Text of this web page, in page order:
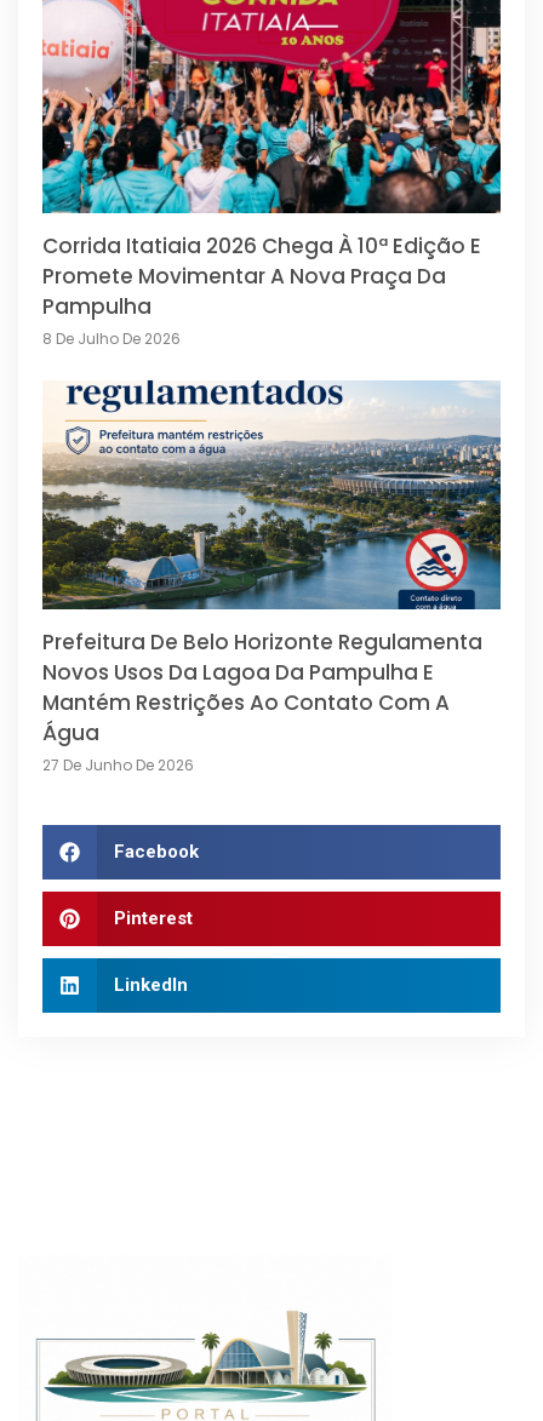
Corrida Itatiaia 2026 Chega À 10ª Edição E
Promete Movimentar A Nova Praça Da
Pampulha
8 De Julho De 2026
Prefeitura De Belo Horizonte Regulamenta
Novos Usos Da Lagoa Da Pampulha E
Mantém Restrições Ao Contato Com A
Água
27 De Junho De 2026
Facebook
Pinterest
LinkedIn